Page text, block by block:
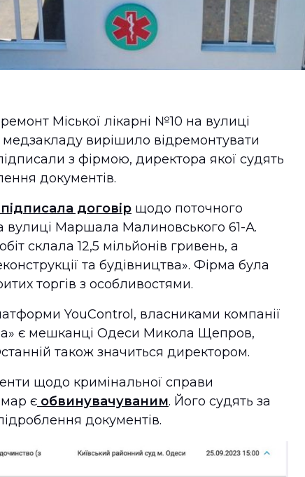
Міської лікарні №10 на вулиці
вирішило відремонтувати
з фірмою, директора якої судять
документів.
підписала договір щодо поточного
вулиці Маршала Малиновського 61-А.
склала 12,5 мільйонів гривень, а
та будівництва». Фірма була
торгів з особливостями.
YouControl, власниками компанії
є мешканці Одеси Микола Щепров,
також значиться директором.
щодо кримінальної справи
є обвинувачуваним. Його судять за
документів.